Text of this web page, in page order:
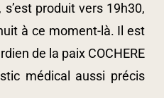
produit vers 19h30,
à ce moment-là. Il est
de la paix COCHERE
médical aussi précis